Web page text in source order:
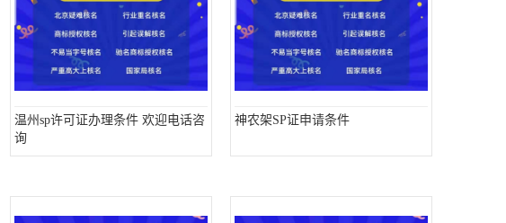
温州sp许可证办理条件 欢迎电话咨
询
神农架SP证申请条件